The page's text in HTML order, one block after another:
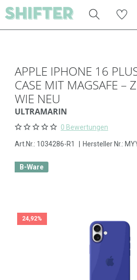
APPLE IPHONE 16
CASE MIT MAGSAFE –
WIE NEU
ULTRAMARIN
0 Bewertungen
Art.Nr.: 1034286-R1 Hersteller Nr.:
B-Ware
24,92%